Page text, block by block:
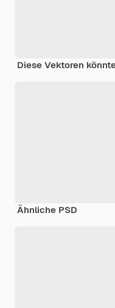
Diese Vektoren
Ähnliche PSD